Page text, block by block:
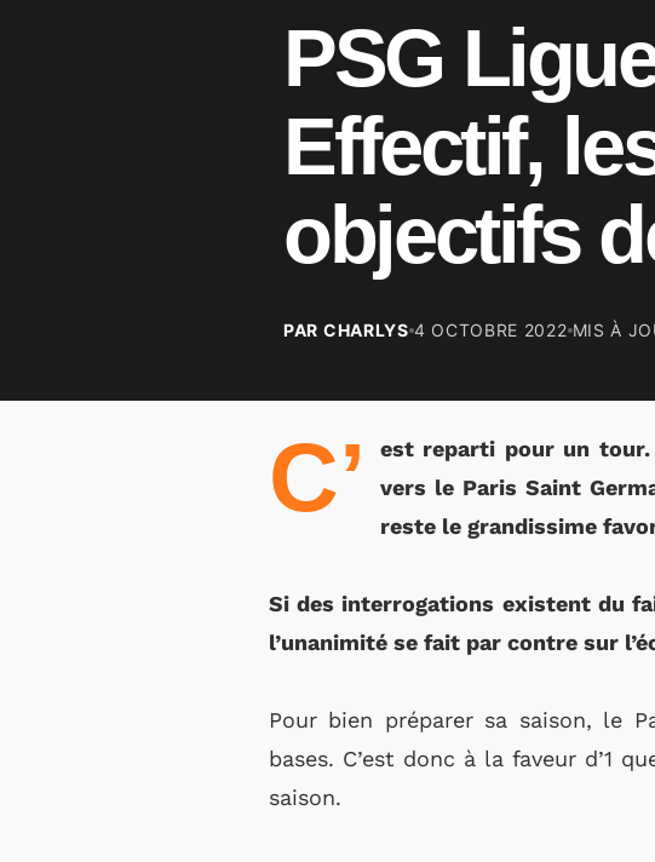
PSG
Effectif,
objectifs
PAR CHARLYS 4 OCTOBRE 2022 MIS À
C’
est reparti pour un tour.
vers le Paris Saint
reste le grandissime
Si des interrogations existent du
l’unanimité se fait par contre sur
Pour bien préparer sa saison, le
bases. C’est donc à la faveur d’1
saison.